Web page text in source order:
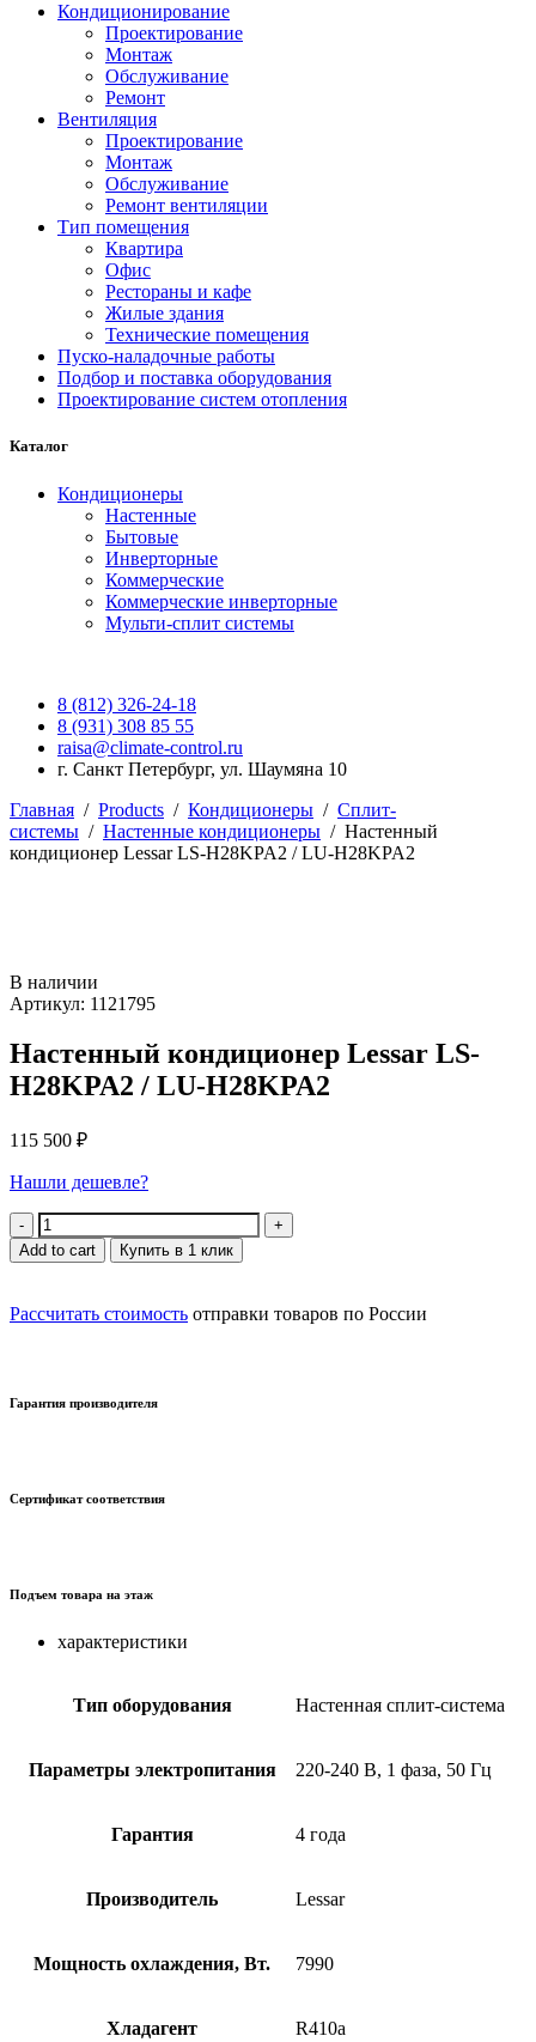
Кондиционирование
Проектирование
Монтаж
Обслуживание
Ремонт
Вентиляция
Проектирование
Монтаж
Обслуживание
Ремонт вентиляции
Тип помещения
Квартира
Офис
Рестораны и кафе
Жилые здания
Технические помещения
Пуско-наладочные работы
Подбор и поставка оборудования
Проектирование систем отопления
Каталог
Кондиционеры
Настенные
Бытовые
Инверторные
Коммерческие
Коммерческие инверторные
Мульти-сплит системы
8 (812) 326-24-18
8 (931) 308 85 55
raisa@climate-control.ru
г. Санкт Петербург, ул. Шаумяна 10
Главная / Products / Кондиционеры / Сплит-
системы / Настенные кондиционеры / Настенный
кондиционер Lessar LS-H28KPA2 / LU-H28KPA2
В наличии
Артикул: 1121795
Настенный кондиционер Lessar LS-
H28KPA2 / LU-H28KPA2
115 500 ₽
Нашли дешевле?
Quantity
Add to cart Купить в 1 клик
Рассчитать стоимость отправки товаров по России
Гарантия производителя
Сертификат соответствия
Подъем товара на этаж
характеристики
Тип оборудования Настенная сплит-система
Параметры электропитания 220-240 В, 1 фаза, 50 Гц
Гарантия 4 года
Производитель Lessar
Мощность охлаждения, Вт. 7990
Хладагент R410a